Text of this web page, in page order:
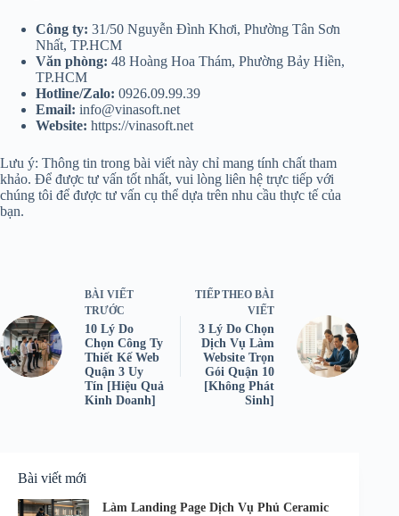
Công ty: 31/50 Nguyễn Đình Khơi, Phường Tân Sơn
Nhất, TP.HCM
Văn phòng: 48 Hoàng Hoa Thám, Phường Bảy Hiền,
TP.HCM
Hotline/Zalo: 0926.09.99.39
Email: info@vinasoft.net
Website: https://vinasoft.net
Lưu ý: Thông tin trong bài viết này chỉ mang tính chất tham
khảo. Để được tư vấn tốt nhất, vui lòng liên hệ trực tiếp với
chúng tôi để được tư vấn cụ thể dựa trên nhu cầu thực tế của
bạn.
BÀI VIẾT
TRƯỚC
10 Lý Do
Chọn Công Ty
Thiết Kế Web
Quận 3 Uy
Tín [Hiệu Quả
Kinh Doanh]
TIẾP THEOBÀI
VIẾT
3 Lý Do Chọn
Dịch Vụ Làm
Website Trọn
Gói Quận 10
[Không Phát
Sinh]
Bài viết mới
Làm Landing Page Dịch Vụ Phủ Ceramic